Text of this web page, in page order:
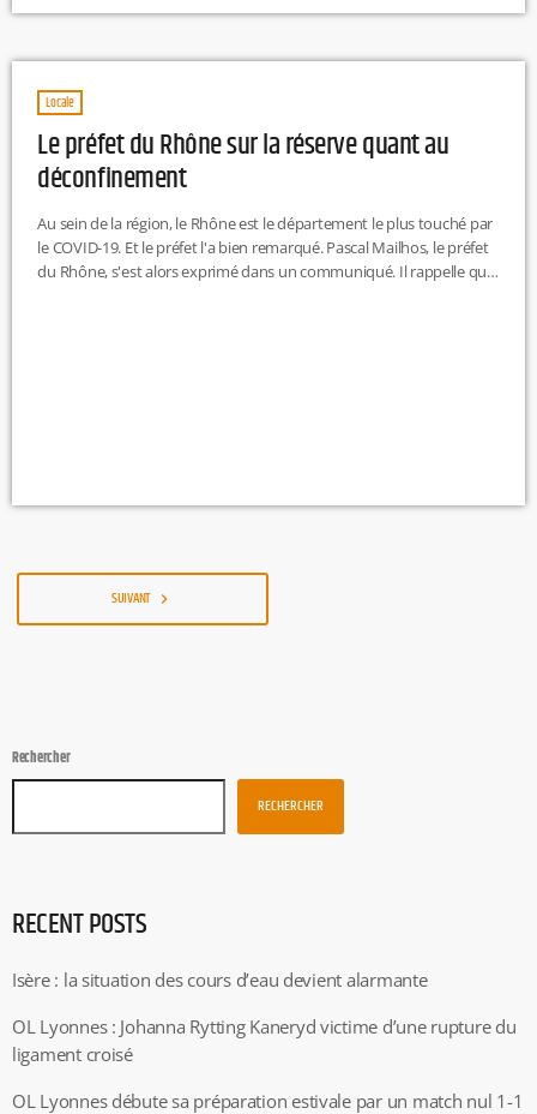
en commun du groupe TCL. Désormais, cette mesure est étendue à
Locale
Le préfet du Rhône sur la réserve quant au
déconfinement
Au sein de la région, le Rhône est le département le plus touché par
le COVID-19. Et le préfet l'a bien remarqué. Pascal Mailhos, le préfet
du Rhône, s'est alors exprimé dans un communiqué. Il rappelle que
SUIVANT navigate_next
Rechercher
RECHERCHER
RECENT POSTS
Isère : la situation des cours d’eau devient alarmante
OL Lyonnes : Johanna Rytting Kaneryd victime d’une rupture du
ligament croisé
OL Lyonnes débute sa préparation estivale par un match nul 1-1